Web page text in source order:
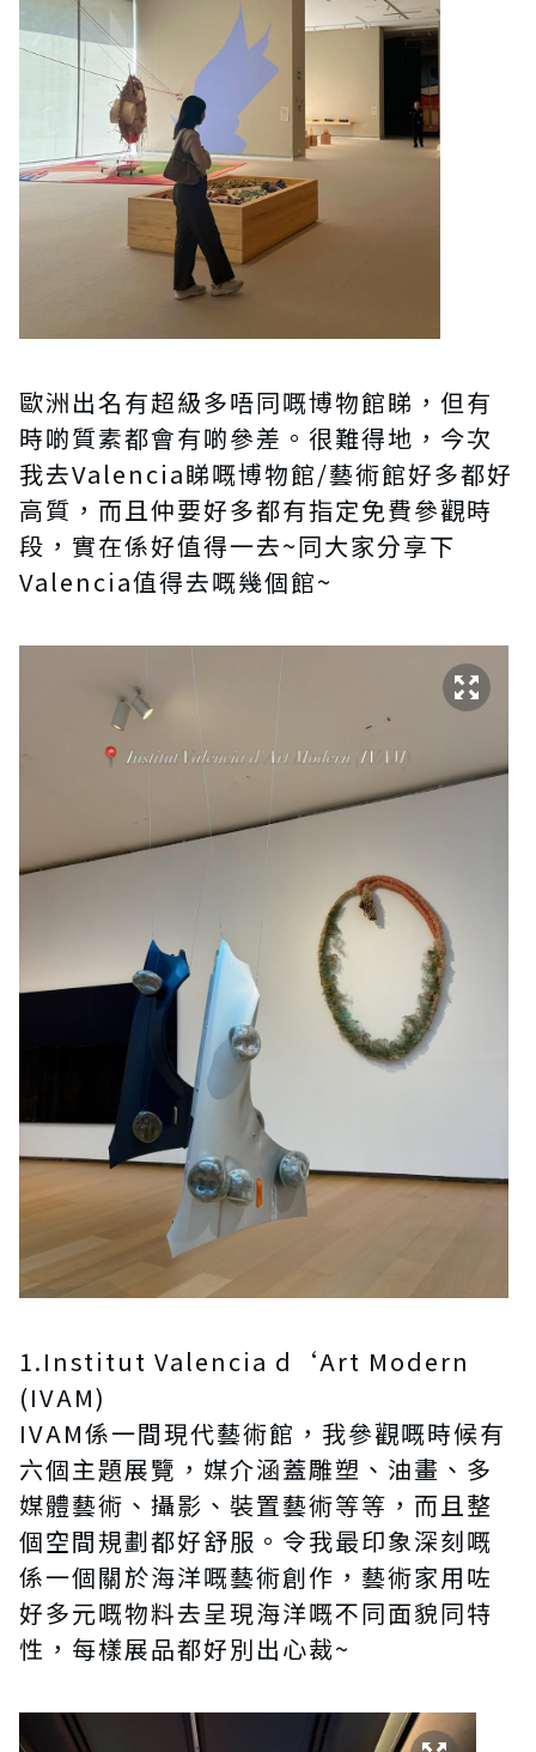
歐洲出名有超級多唔同嘅博物館睇，但有
時啲質素都會有啲參差。很難得地，今次
我去Valencia睇嘅博物館/藝術館好多都好
高質，而且仲要好多都有指定免費參觀時
段，實在係好值得一去~同大家分享下
Valencia值得去嘅幾個館~
1.Institut Valencia d‘Art Modern
(IVAM)
IVAM係一間現代藝術館，我參觀嘅時候有
六個主題展覽，媒介涵蓋雕塑、油畫、多
媒體藝術、攝影、裝置藝術等等，而且整
個空間規劃都好舒服。令我最印象深刻嘅
係一個關於海洋嘅藝術創作，藝術家用咗
好多元嘅物料去呈現海洋嘅不同面貌同特
性，每樣展品都好別出心裁~